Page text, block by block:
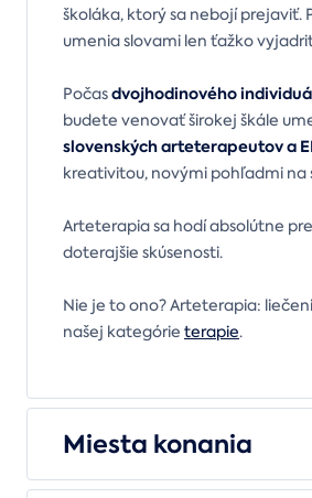
školáka, ktorý sa nebojí prejaviť.
umenia slovami len ťažko
Počasdvojhodinového
budete venovať širokej škále
slovenských arteterapeutov a
kreativitou, novými pohľadmi
Arteterapia sa hodí absolútne
doterajšie skúsenosti.
Nie je to ono? Arteterapia:
našej kategórie terapie.
Miesta konania